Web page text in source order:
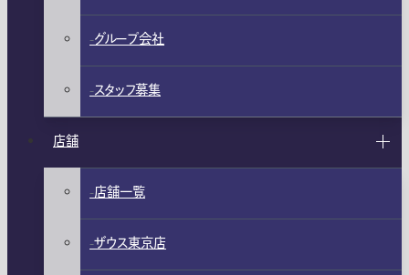
グループ会社
スタッフ募集
店舗
店舗一覧
ザウス東京店